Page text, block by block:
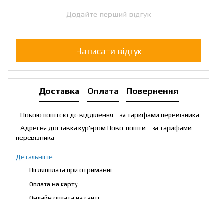
Додайте перший відгук
Написати відгук
Доставка Оплата Повернення
- Новою поштою до відділення - за тарифами перевізника
- Адресна доставка кур'єром Нової пошти - за тарифами
перевізника
Детальніше
Післяоплата при отриманні
Оплата на карту